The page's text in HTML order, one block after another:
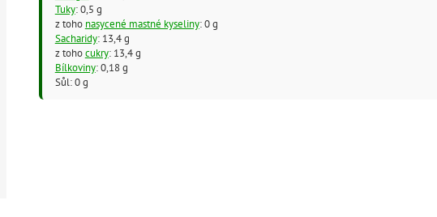
Tuky: 0,5 g
z toho nasycené mastné kyseliny: 0 g
Sacharidy: 13,4 g
z tohocukry: 13,4 g
Bílkoviny: 0,18 g
Sůl: 0 g